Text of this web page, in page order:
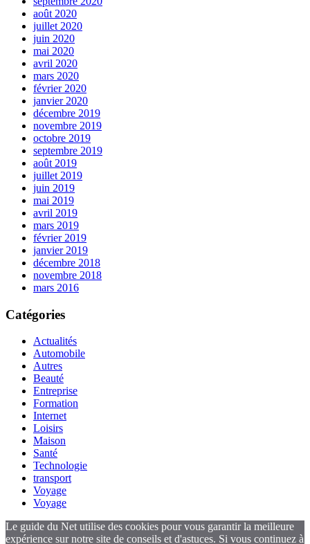
août 2020
juillet 2020
juin 2020
mai 2020
avril 2020
mars 2020
février 2020
janvier 2020
décembre 2019
novembre 2019
octobre 2019
septembre 2019
août 2019
juillet 2019
juin 2019
mai 2019
avril 2019
mars 2019
février 2019
janvier 2019
décembre 2018
novembre 2018
mars 2016
Catégories
Actualités
Automobile
Autres
Beauté
Entreprise
Formation
Internet
Loisirs
Maison
Santé
Technologie
transport
Voyage
Voyage
Le guide du Net utilise des cookies pour vous garantir la meilleure
expérience sur notre site de conseils et d'astuces. Si vous continuez à